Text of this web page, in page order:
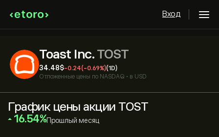
Вход
Toast Inc.TOST
34.48‎$‎-0.24(-0.69%)(1D)
Отложенные цены по NASDAQ • в USD
График цены акции TOST
‎16.54‎ Прошлый месяц